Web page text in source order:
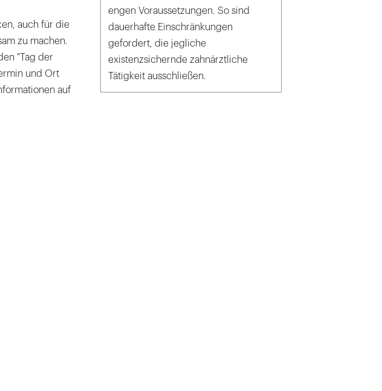
auch für die
zu machen.
"Tag der
und Ort
auf
engen Voraussetzungen. So sind
dauerhafte Einschränkungen
gefordert, die jegliche
existenzsichernde zahnärztliche
Tätigkeit ausschließen.